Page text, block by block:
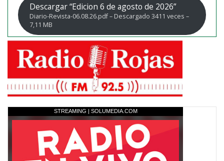
Descargar “Edicion 6 de agosto de 2026”
Diario-Revista-06.08.26.pdf – Descargado 3411 veces –
7,11 MB